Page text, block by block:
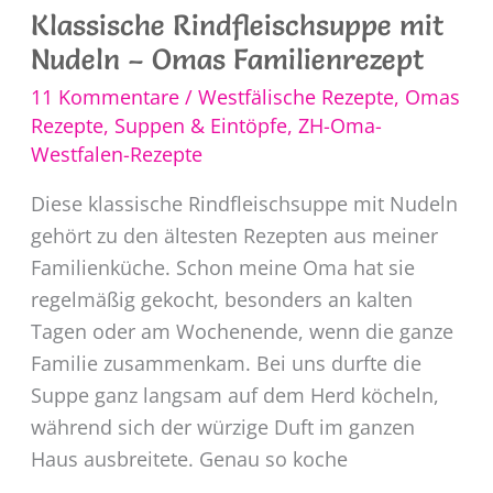
Klassische Rindfleischsuppe mit
Nudeln – Omas Familienrezept
11 Kommentare / Westfälische Rezepte, Omas
Rezepte, Suppen & Eintöpfe, ZH-Oma-
Westfalen-Rezepte
Diese klassische Rindfleischsuppe mit Nudeln
gehört zu den ältesten Rezepten aus meiner
Familienküche. Schon meine Oma hat sie
regelmäßig gekocht, besonders an kalten
Tagen oder am Wochenende, wenn die ganze
Familie zusammenkam. Bei uns durfte die
Suppe ganz langsam auf dem Herd köcheln,
während sich der würzige Duft im ganzen
Haus ausbreitete. Genau so koche